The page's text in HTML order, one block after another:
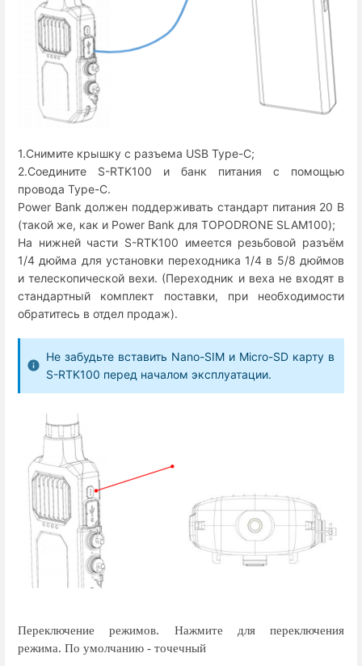
1.Снимите крышку с разъема USB Type-C;
2.Соедините S-RTK100 и банк питания с помощью
провода Type-C.
Power Bank должен поддерживать стандарт питания 20 В
(такой же, как и Power Bank для TOPODRONE SLAM100);
На нижней части S-RTK100 имеется резьбовой разъём
1/4 дюйма для установки переходника 1/4 в 5/8 дюймов
и телескопической вехи. (Переходник и веха не входят в
стандартный комплект поставки, при необходимости
обратитесь в отдел продаж).
Не забудьте вставить Nano-SIM и Micro-SD карту в
S-RTK100 перед началом эксплуатации.
Переключение режимов. Нажмите для переключения
режима. По умолчанию - точечный